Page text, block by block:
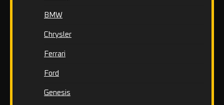
BMW
Chrysler
Ferrari
Ford
Genesis